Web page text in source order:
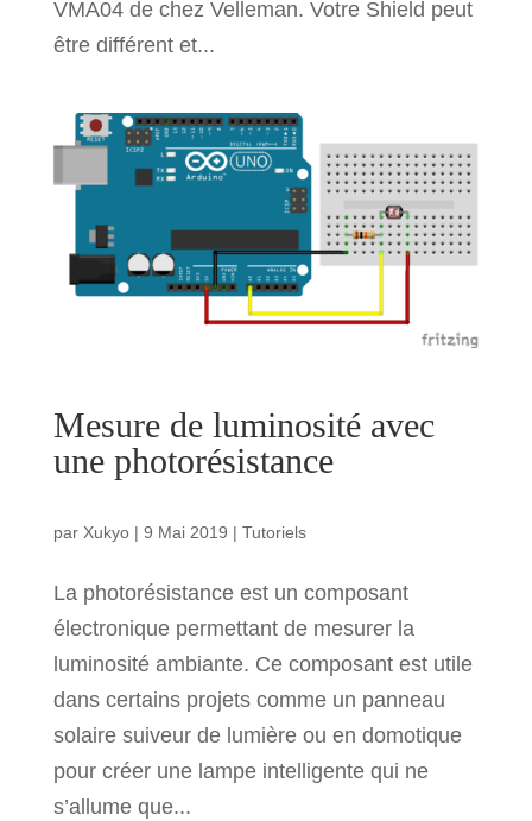
VMA04 de chez Velleman. Votre Shield peut
être différent et...
Mesure de luminosité avec
une photorésistance
par Xukyo| 9 Mai 2019 | Tutoriels
La photorésistance est un composant
électronique permettant de mesurer la
luminosité ambiante. Ce composant est utile
dans certains projets comme un panneau
solaire suiveur de lumière ou en domotique
pour créer une lampe intelligente qui ne
s’allume que...